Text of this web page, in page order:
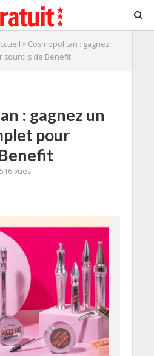
» Cosmopolitan : gagnez
sourcils de Benefit
: gagnez un
pour
516 vues